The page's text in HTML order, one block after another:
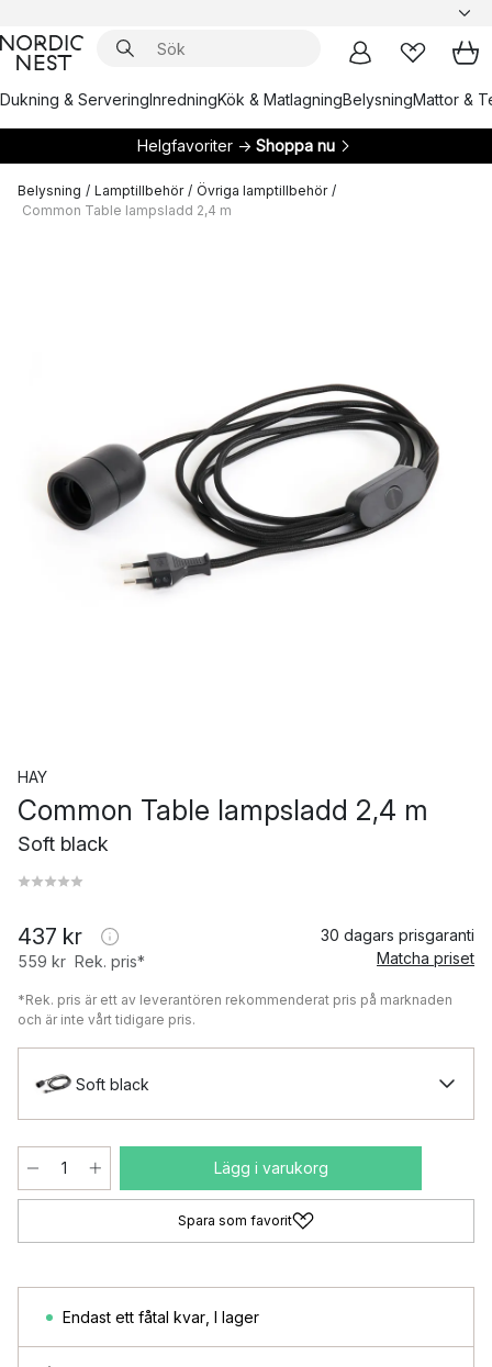
Dukning & ServeringInredningKök & MatlagningBelysningMattor &
Helgfavoriter → Shoppa nu
Belysning / Lamptillbehör / Övriga lamptillbehör /
Common Table lampsladd 2,4 m
HAY
Common Table lampsladd 2,4 m
Soft black
437 kr
559 kr Rek. pris*
30 dagars prisgaranti
Matcha priset
*Rek. pris är ett av leverantören rekommenderat pris på marknaden
och är inte vårt tidigare pris.
Soft black
Lägg i varukorg
Spara som favorit
Endast ett fåtal kvar I lager